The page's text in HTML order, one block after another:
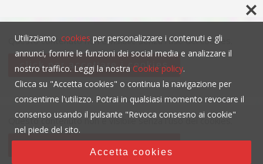
Questo contenuto non è visibile senza l'uso dei cookies.
click per accettare i cookies
Questo contenuto non è visibile senza l'uso dei cookies.
Utilizziamo cookies per personalizzare i contenuti e gli
annunci, fornire le funzioni dei social media e analizzare il
nostro traffico. Leggi la nostra Cookie policy.
Clicca su "Accetta cookies" o continua la navigazione per
consentirne l'utilizzo. Potrai in qualsiasi momento revocare il
consenso usando il pulsante "Revoca consesno ai cookie"
nel piede del sito.
Accetta cookies